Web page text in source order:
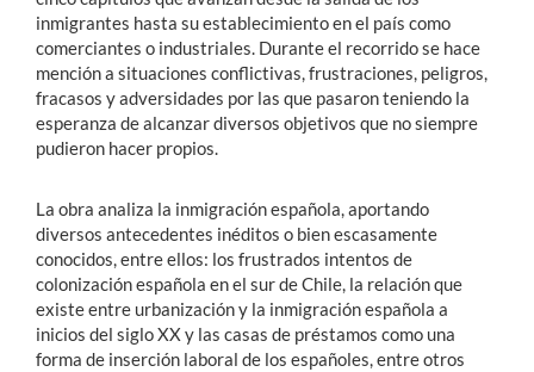
inmigrantes hasta su establecimiento en el país como
comerciantes o industriales. Durante el recorrido se hace
mención a situaciones conflictivas, frustraciones, peligros,
fracasos y adversidades por las que pasaron teniendo la
esperanza de alcanzar diversos objetivos que no siempre
pudieron hacer propios.
La obra analiza la inmigración española, aportando
diversos antecedentes inéditos o bien escasamente
conocidos, entre ellos: los frustrados intentos de
colonización española en el sur de Chile, la relación que
existe entre urbanización y la inmigración española a
inicios del siglo XX y las casas de préstamos como una
forma de inserción laboral de los españoles, entre otros